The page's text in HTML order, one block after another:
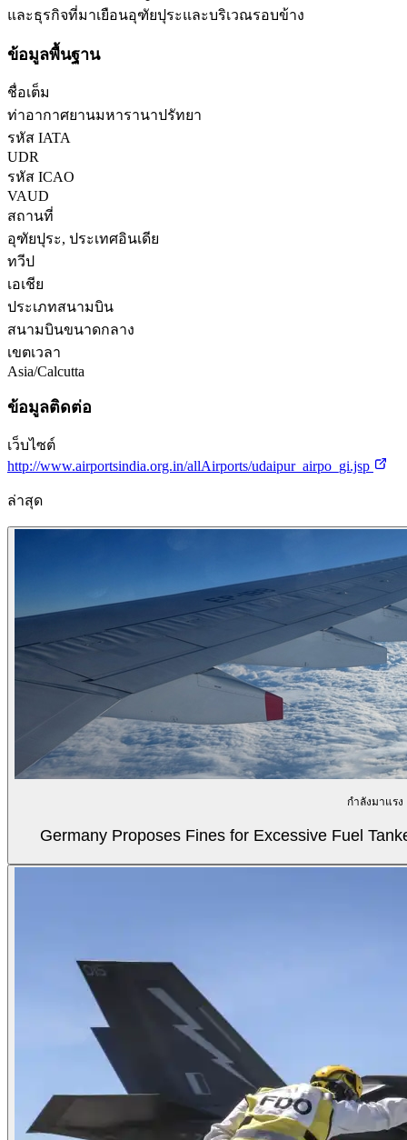
และธุรกิจที่มาเยือนอุฑัยปุระและบริเวณรอบข้าง
ข้อมูลพื้นฐาน
ชื่อเต็ม
ท่าอากาศยานมหารานาปรัทยา
รหัส IATA
UDR
รหัส ICAO
VAUD
สถานที่
อุฑัยปุระ, ประเทศอินเดีย
ทวีป
เอเชีย
ประเภทสนามบิน
สนามบินขนาดกลาง
เขตเวลา
Asia/Calcutta
ข้อมูลติดต่อ
เว็บไซต์
http://www.airportsindia.org.in/allAirports/udaipur_airpo_gi.jsp
ล่าสุด
กำลังมาแรง
Germany Proposes Fines for Excessive Fuel